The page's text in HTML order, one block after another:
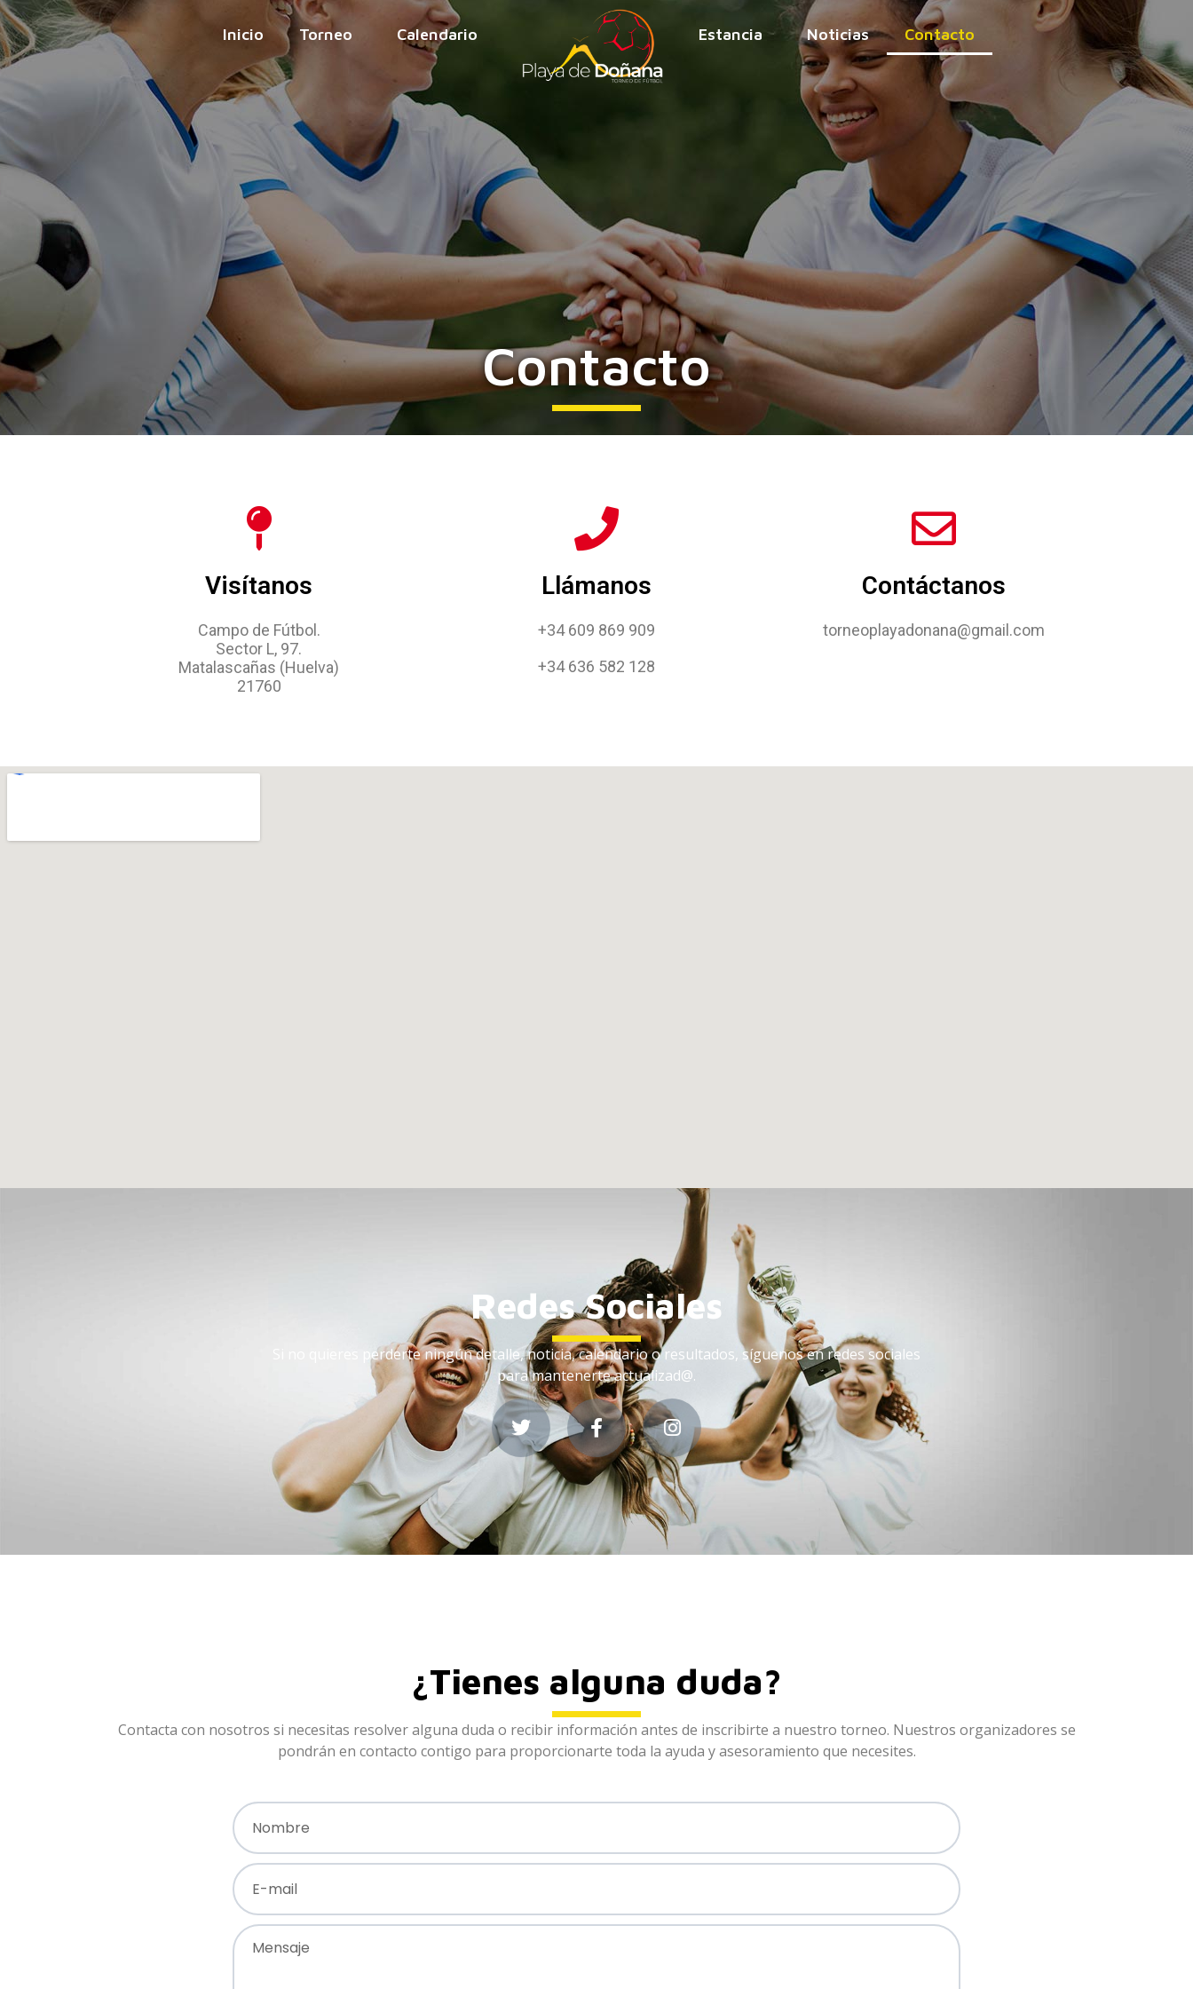
Inicio Torneo Calendario Estancia Noticias Contacto
Contacto
Visítanos
Campo de Fútbol.
Sector L, 97.
Matalascañas (Huelva)
21760
Llámanos
+34 609 869 909
+34 636 582 128
Contáctanos
torneoplayadonana@gmail.com
Redes Sociales
Si no quieres perderte ningún detalle, noticia, calendario o resultados, síguenos en redes sociales
para mantenerte actualizad@.
¿Tienes alguna duda?
Contacta con nosotros si necesitas resolver alguna duda o recibir información antes de inscribirte a nuestro torneo. Nuestros organizadores se
pondrán en contacto contigo para proporcionarte toda la ayuda y asesoramiento que necesites.